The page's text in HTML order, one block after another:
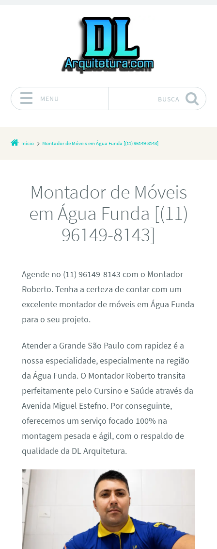
MENU BUSCA
Início Montador de Móveis em Água Funda [(11) 96149-8143]
Montador de Móveis
em Água Funda [(11)
96149-8143]
Agende no (11) 96149-8143 com o Montador
Roberto. Tenha a certeza de contar com um
excelente montador de móveis em Água Funda
para o seu projeto.
Atender a Grande São Paulo com rapidez é a
nossa especialidade, especialmente na região
da Água Funda. O Montador Roberto transita
perfeitamente pelo Cursino e Saúde através da
Avenida Miguel Estefno. Por conseguinte,
oferecemos um serviço focado 100% na
montagem pesada e ágil, com o respaldo de
qualidade da DL Arquitetura.